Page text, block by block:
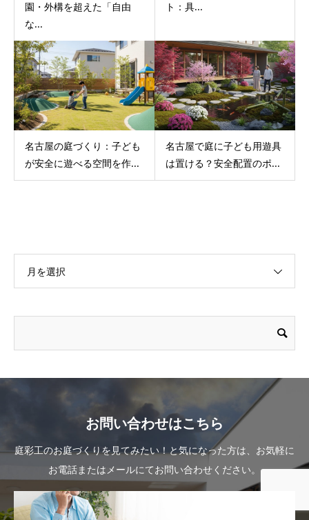
園・外構を超えた「自由
な...
ト：具...
名古屋の庭づくり：子ども
が安全に遊べる空間を作...
名古屋で庭に子ども用遊具
は置ける？安全配置のポ...
月を選択
お問い合わせはこちら
庭彩工のお庭づくりを見てみたい！と気になった方は、お気軽に
お電話またはメールにてお問い合わせください。